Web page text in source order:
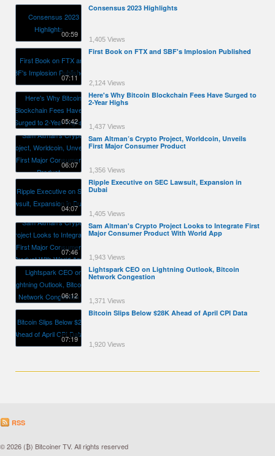
00:59
Consensus 2023 Highlights
1,405 Views
07:11
First Book on FTX and SBF's Implosion Published
2,124 Views
05:42
Here's Why Bitcoin Blockchain Fees Have Surged to
2-Year Highs
1,437 Views
06:07
Sam Altman’s Crypto Project, Worldcoin, Unveils
First Major Consumer Product
1,356 Views
04:07
Ripple Executive on SEC Lawsuit, Expansion in
Dubai
1,405 Views
07:46
Sam Altman's Crypto Project Looks to Integrate First
Major Consumer Product With World App
1,943 Views
06:12
Lightspark CEO on Lightning Outlook, Bitcoin
Network Congestion
1,371 Views
07:19
Bitcoin Slips Below $28K Ahead of April CPI Data
1,920 Views
RSS
© 2026 (₿) Bitcoiner TV. All rights reserved